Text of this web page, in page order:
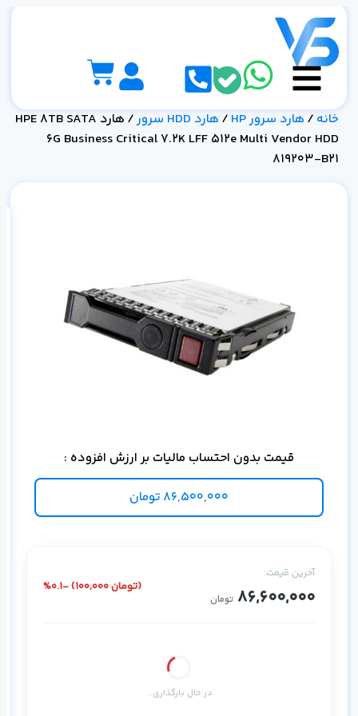
خانه / هارد سرور HP / هارد HDD سرور
/ هارد HPE 8TB SATA
6G Business Critical 7.2K LFF 512e Multi Vendor HDD
819203-B21
قیمت بدون احتساب مالیات بر ارزش افزوده :
86,500,000 تومان
آخرین قیمت:
86,600,000 تومان
%0.1- (100,000 تومان)
در حال بارگذاری...